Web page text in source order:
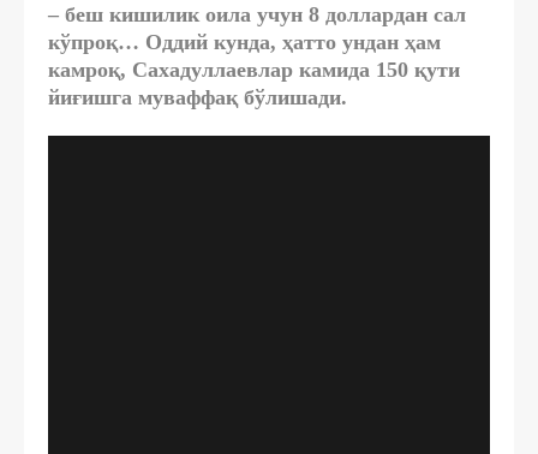
– беш кишилик оила учун 8 доллардан сал
кўпроқ… Оддий кунда, ҳатто ундан ҳам
камроқ, Сахадуллаевлар камида 150 қути
йиғишга муваффақ бўлишади.